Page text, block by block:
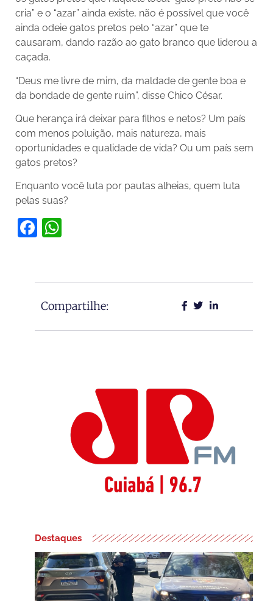
cria” e o “azar” ainda existe, não é possível que você
ainda odeie gatos pretos pelo “azar” que te
causaram, dando razão ao gato branco que liderou a
caçada.
“Deus me livre de mim, da maldade de gente boa e
da bondade de gente ruim”, disse Chico César.
Que herança irá deixar para filhos e netos? Um país
com menos poluição, mais natureza, mais
oportunidades e qualidade de vida? Ou um país sem
gatos pretos?
Enquanto você luta por pautas alheias, quem luta
pelas suas?
Facebook
Compartilhe:
Destaques